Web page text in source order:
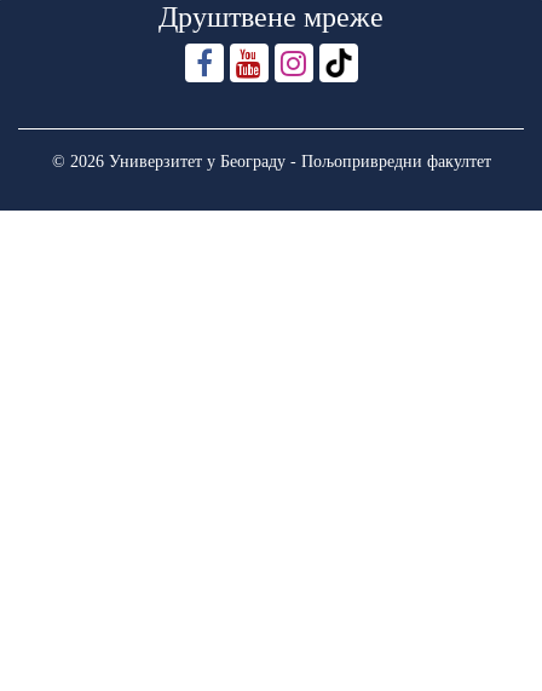
Друштвене мреже
© 2026 Универзитет у Београду - Пољопривредни факултет